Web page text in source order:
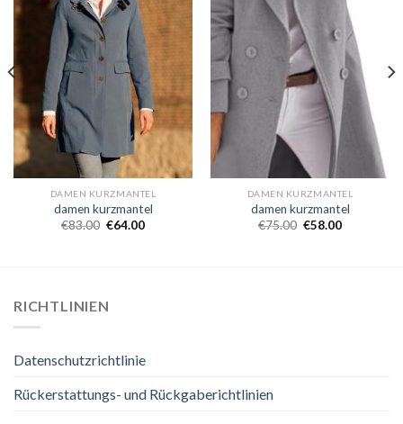
DAMEN KURZMANTEL
damen kurzmantel
€83.00 €64.00
DAMEN KURZMANTEL
damen kurzmantel
€75.00 €58.00
RICHTLINIEN
Datenschutzrichtlinie
Rückerstattungs- und Rückgaberichtlinien